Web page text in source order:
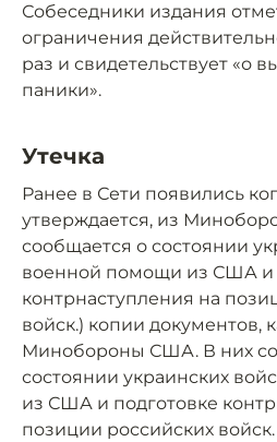
Собеседники издания
ограничения
раз и свидетельствует «о
паники».
Утечка
Ранее в Сети появились
утверждается, из
сообщается о состоянии
военной помощи из США и
контрнаступления на
войск.) копии документов,
Минобороны США. В них
состоянии украинских
из США и подготовке
позиции российских войск.